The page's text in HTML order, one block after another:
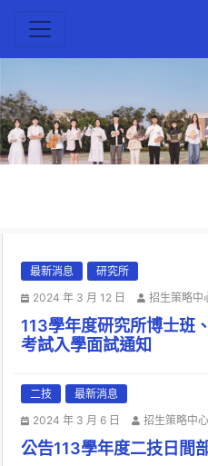
最新消息
研究所
2024 年 3 月 12 日
招生策略中
113學年度研究所博士班
考試入學面試通知
二技
最新消息
2024 年 3 月 6 日
招生策略中心
公告113學年度二技日間